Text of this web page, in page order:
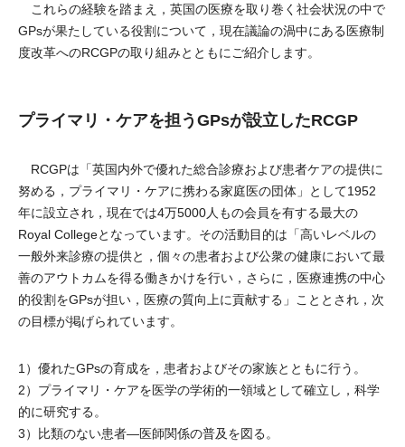
これらの経験を踏まえ，英国の医療を取り巻く社会状況の中で
GPsが果たしている役割について，現在議論の渦中にある医療制
度改革へのRCGPの取り組みとともにご紹介します。
プライマリ・ケアを担うGPsが設立したRCGP
RCGPは「英国内外で優れた総合診療および患者ケアの提供に
努める，プライマリ・ケアに携わる家庭医の団体」として1952
年に設立され，現在では4万5000人もの会員を有する最大の
Royal Collegeとなっています。その活動目的は「高いレベルの
一般外来診療の提供と，個々の患者および公衆の健康において最
善のアウトカムを得る働きかけを行い，さらに，医療連携の中心
的役割をGPsが担い，医療の質向上に貢献する」こととされ，次
の目標が掲げられています。
1）優れたGPsの育成を，患者およびその家族とともに行う。
2）プライマリ・ケアを医学の学術的一領域として確立し，科学
的に研究する。
3）比類のない患者―医師関係の普及を図る。